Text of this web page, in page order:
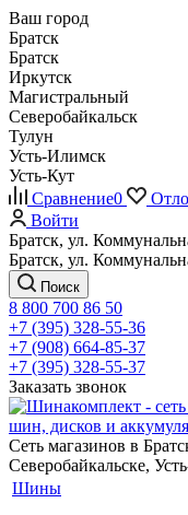
Ваш город
Братск
Братск
Иркутск
Магистральный
Северобайкальск
Тулун
Усть-Илимск
Усть-Кут
Сравнение0
Войти
Братск, ул.
Братск, ул.
Поиск
8 800 700 86 50
+7 (395) 328-55-36
+7 (908) 664-85-37
+7 (395) 328-55-37
Заказать звонок
Сеть магазинов в
Северобайкальске,
Шины